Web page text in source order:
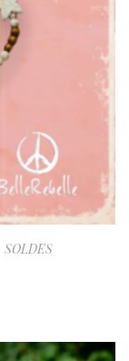
SOLDES